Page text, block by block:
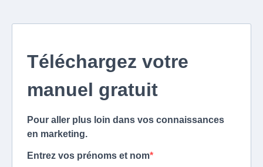
Téléchargez votre
manuel gratuit
Pour aller plus loin dans vos connaissances
en marketing.
Entrez vos prénoms et nom